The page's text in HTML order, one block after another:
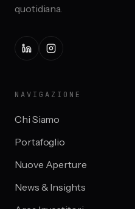
quotidiana.
NAVIGAZIONE
Chi Siamo
Portafoglio
Nuove Aperture
News & Insights